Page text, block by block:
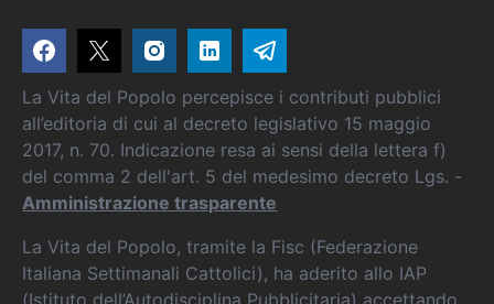
La Vita del Popolo percepisce i contributi pubblici
all’editoria di cui al decreto legislativo 15 maggio
2017, n. 70. Indicazione resa ai sensi della lettera f)
del comma 2 dell'art. 5 del medesimo decreto Lgs. -
Amministrazione trasparente
La Vita del Popolo, tramite la Fisc (Federazione
Italiana Settimanali Cattolici), ha aderito allo IAP